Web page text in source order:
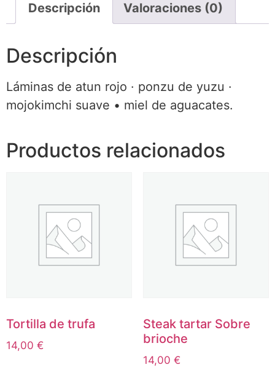
Descripción Valoraciones (0)
Descripción
Láminas de atun rojo · ponzu de yuzu ·
mojokimchi suave • miel de aguacates.
Productos relacionados
Tortilla de trufa
14,00 €
Steak tartar Sobre
brioche
14,00 €